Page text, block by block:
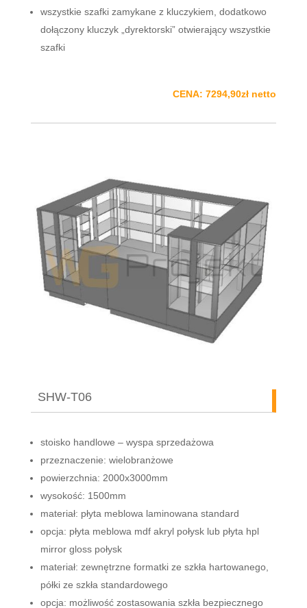
wszystkie szafki zamykane z kluczykiem, dodatkowo
dołączony kluczyk „dyrektorski” otwierający wszystkie
szafki
CENA: 7294,90zł netto
SHW-T06
stoisko handlowe – wyspa sprzedażowa
przeznaczenie: wielobranżowe
powierzchnia: 2000x3000mm
wysokość: 1500mm
materiał: płyta meblowa laminowana standard
opcja: płyta meblowa mdf akryl połysk lub płyta hpl
mirror gloss połysk
materiał: zewnętrzne formatki ze szkła hartowanego,
półki ze szkła standardowego
opcja: możliwość zostasowania szkła bezpiecznego